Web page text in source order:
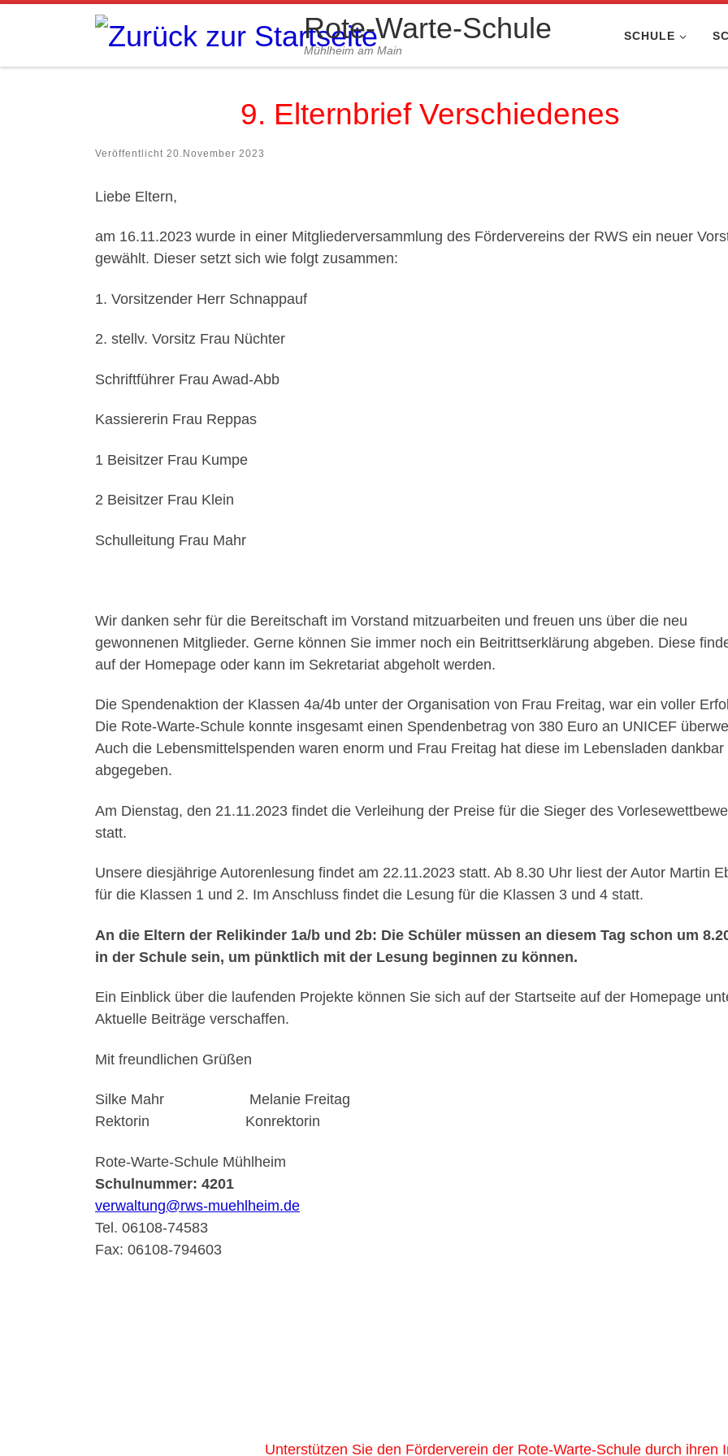
Zum Inhalt springen Rote-Warte-Schule
Mühlheim am Main
SCHULE
9. Elternbrief Verschiedenes
Veröffentlicht 20.November 2023
Liebe Eltern,
am 16.11.2023 wurde in einer Mitgliederversammlung des Fördervereins der RWS ein neuer
gewählt. Dieser setzt sich wie folgt zusammen:
1. Vorsitzender Herr Schnappauf
2. stellv. Vorsitz Frau Nüchter
Schriftführer Frau Awad-Abb
Kassiererin Frau Reppas
1 Beisitzer Frau Kumpe
2 Beisitzer Frau Klein
Schulleitung Frau Mahr
Wir danken sehr für die Bereitschaft im Vorstand mitzuarbeiten und freuen uns über die neu
gewonnenen Mitglieder. Gerne können Sie immer noch ein Beitrittserklärung abgeben. Diese
auf der Homepage oder kann im Sekretariat abgeholt werden.
Die Spendenaktion der Klassen 4a/4b unter der Organisation von Frau Freitag, war ein voller
Die Rote-Warte-Schule konnte insgesamt einen Spendenbetrag von 380 Euro an UNICEF
Auch die Lebensmittelspenden waren enorm und Frau Freitag hat diese im Lebensladen dankbar
abgegeben.
Am Dienstag, den 21.11.2023 findet die Verleihung der Preise für die Sieger des
statt.
Unsere diesjährige Autorenlesung findet am 22.11.2023 statt. Ab 8.30 Uhr liest der Autor Martin
für die Klassen 1 und 2. Im Anschluss findet die Lesung für die Klassen 3 und 4 statt.
An die Eltern der Relikinder 1a/b und 2b: Die Schüler müssen an diesem Tag schon um
in der Schule sein, um pünktlich mit der Lesung beginnen zu können.
Ein Einblick über die laufenden Projekte können Sie sich auf der Startseite auf der Homepage
Aktuelle Beiträge verschaffen.
Mit freundlichen Grüßen
Silke Mahr Melanie Freitag
Rektorin Konrektorin
Rote-Warte-Schule Mühlheim
Schulnummer: 4201
verwaltung@rws-muehlheim.de
Tel. 06108-74583
Fax: 06108-794603
Unterstützen Sie den Förderverein der Rote-Warte-Schule durch ihren